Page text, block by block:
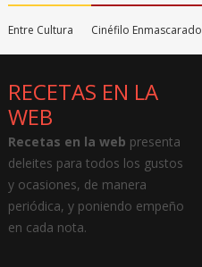
Entre Cultura Cinéfilo Enmascarado
RECETAS EN LA
WEB
Recetas en la web presenta
deleites para todos los gustos
y ocasiones, de manera
periódica, y poniendo empeño
en cada nota.